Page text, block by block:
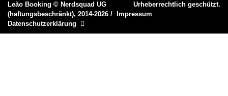
Urheberrechtlich geschützt.
Leão Booking © Nerdsquad UG
(haftungsbeschränkt), 2014-2026 /
Impressum
Datenschutzerklärung